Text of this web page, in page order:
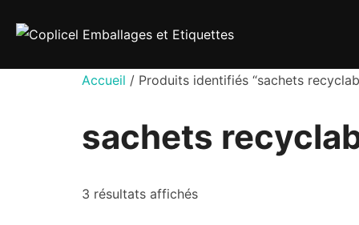
Accueil / Produits identifiés “sachets
sachets
3 résultats affichés